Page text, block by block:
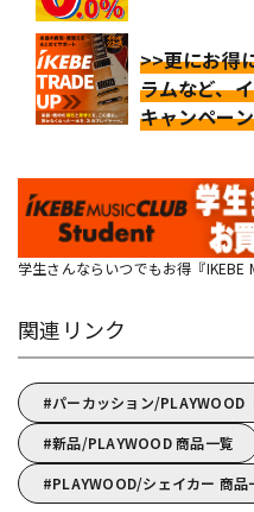
>>更にお得
ラムなど、
キャンペー
学生さんならいつでもお得『IKEBE
関連リンク
パーカッション/PLAYWOOD
新品/PLAYWOOD 商品一覧
PLAYWOOD/シェイカー 商品